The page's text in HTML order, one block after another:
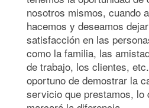
nosotros mismos, cuando
hacemos y deseamos
satisfacción en las
como la familia, las
de trabajo, los clientes,
oportuno de demostrar la
servicio que prestamos, lo